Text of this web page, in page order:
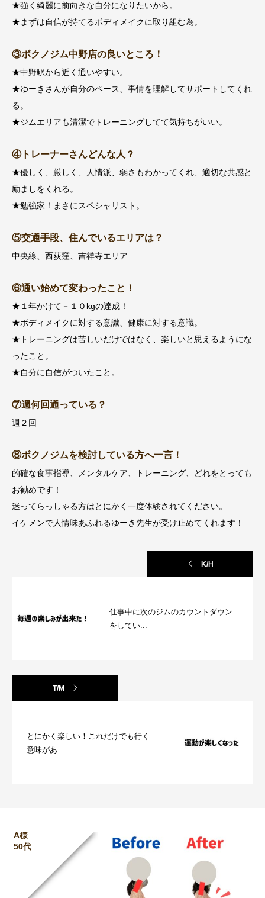
★強く綺麗に前向きな自分になりたいから。
★まずは自信が持てるボディメイクに取り組む為。
③ボクノジム中野店の良いところ！
★中野駅から近く通いやすい。
★ゆーきさんが自分のペース、事情を理解してサポートしてくれ
る。
★ジムエリアも清潔でトレーニングしてて気持ちがいい。
④トレーナーさんどんな人？
★優しく、厳しく、人情派、弱さもわかってくれ、適切な共感と
励ましをくれる。
★勉強家！まさにスペシャリスト。
⑤交通手段、住んでいるエリアは？
中央線、西荻窪、吉祥寺エリア
⑥通い始めて変わったこと！
★１年かけて－１０kgの達成！
★ボディメイクに対する意識、健康に対する意識。
★トレーニングは苦しいだけではなく、楽しいと思えるようにな
ったこと。
★自分に自信がついたこと。
⑦週何回通っている？
週２回
⑧ボクノジムを検討している方へ一言！
的確な食事指導、メンタルケア、トレーニング、どれをとっても
お勧めです！
迷ってらっしゃる方はとにかく一度体験されてください。
イケメンで人情味あふれるゆーき先生が受け止めてくれます！
K/H
仕事中に次のジムのカウントダウン
をしてい...
T/M
とにかく楽しい！これだけでも行く
意味があ...
A様
50代